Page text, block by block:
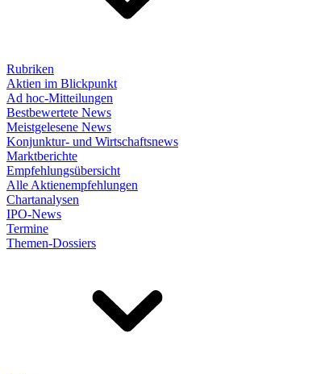
Rubriken
Aktien im Blickpunkt
Ad hoc-Mitteilungen
Bestbewertete News
Meistgelesene News
Konjunktur- und Wirtschaftsnews
Marktberichte
Empfehlungsübersicht
Alle Aktienempfehlungen
Chartanalysen
IPO-News
Termine
Themen-Dossiers